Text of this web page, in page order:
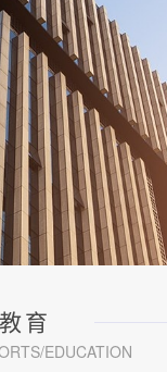
育
EDUCATION